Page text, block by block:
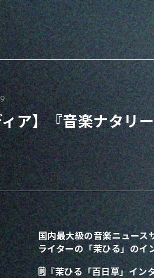
ア】『音楽ナタリ
国内最大級の音楽ニュース
ライターの「茉ひる」のイ
🗒️『茉ひる「百日草」イン